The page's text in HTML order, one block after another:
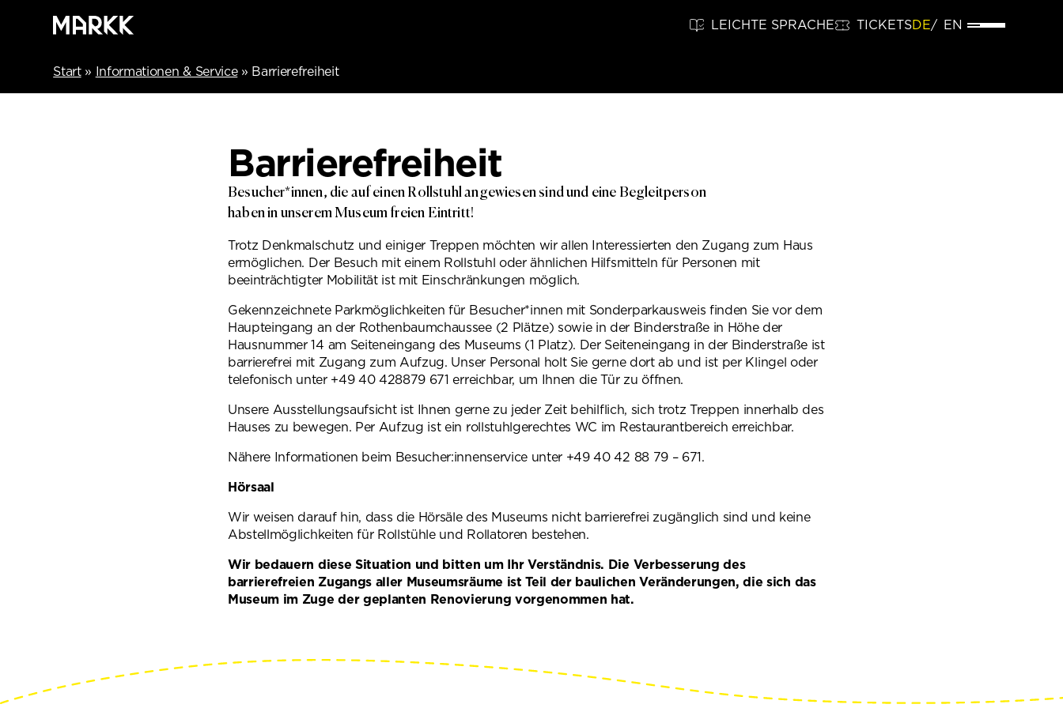
LEICHTE SPRACHE TICKETSDE EN
Start» Informationen & Service» Barrierefreiheit
Barrierefreiheit
Besucher*innen, die auf einen Rollstuhl angewiesen sind und eine Begleitperson
haben in unserem Museum freien Eintritt!
Trotz Denkmalschutz und einiger Treppen möchten wir allen Interessierten den Zugang zum Haus
ermöglichen. Der Besuch mit einem Rollstuhl oder ähnlichen Hilfsmitteln für Personen mit
beeinträchtigter Mobilität ist mit Einschränkungen möglich.
Gekennzeichnete Parkmöglichkeiten für Besucher*innen mit Sonderparkausweis finden Sie vor dem
Haupteingang an der Rothenbaumchaussee (2 Plätze) sowie in der Binderstraße in Höhe der
Hausnummer 14 am Seiteneingang des Museums (1 Platz). Der Seiteneingang in der Binderstraße ist
barrierefrei mit Zugang zum Aufzug. Unser Personal holt Sie gerne dort ab und ist per Klingel oder
telefonisch unter +49 40 428879 671 erreichbar, um Ihnen die Tür zu öffnen.
Unsere Ausstellungsaufsicht ist Ihnen gerne zu jeder Zeit behilflich, sich trotz Treppen innerhalb des
Hauses zu bewegen. Per Aufzug ist ein rollstuhlgerechtes WC im Restaurantbereich erreichbar.
Nähere Informationen beim Besucher:innenservice unter +49 40 42 88 79 – 671.
Hörsaal
Wir weisen darauf hin, dass die Hörsäle des Museums nicht barrierefrei zugänglich sind und keine
Abstellmöglichkeiten für Rollstühle und Rollatoren bestehen.
Wir bedauern diese Situation und bitten um Ihr Verständnis. Die Verbesserung des
barrierefreien Zugangs aller Museumsräume ist Teil der baulichen Veränderungen, die sich das
Museum im Zuge der geplanten Renovierung vorgenommen hat.